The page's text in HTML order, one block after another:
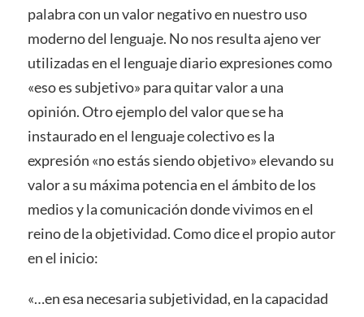
palabra con un valor negativo en nuestro uso
moderno del lenguaje. No nos resulta ajeno ver
utilizadas en el lenguaje diario expresiones como
«eso es subjetivo» para quitar valor a una
opinión. Otro ejemplo del valor que se ha
instaurado en el lenguaje colectivo es la
expresión «no estás siendo objetivo» elevando su
valor a su máxima potencia en el ámbito de los
medios y la comunicación donde vivimos en el
reino de la objetividad. Como dice el propio autor
en el inicio:
«…en esa necesaria subjetividad, en la capacidad